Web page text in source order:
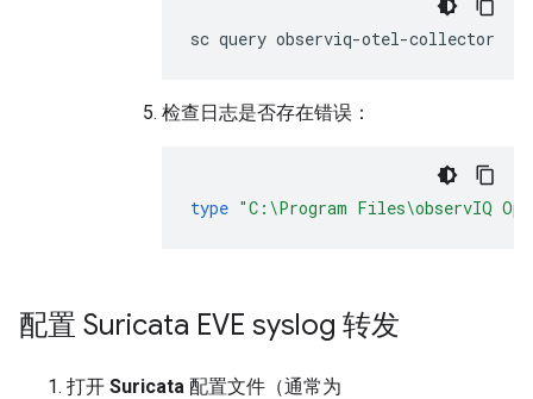
检查日志是否存在错误：
type "C:\Program Files\observIQ
配置 Suricata EVE syslog 转发
打开 Suricata 配置文件（通常为